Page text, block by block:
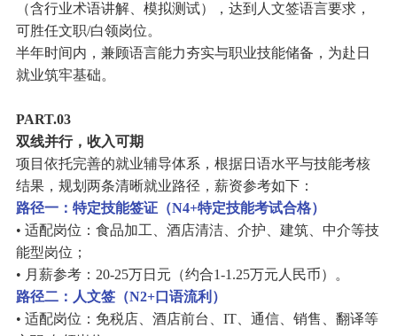
（含行业术语讲解、模拟测试），达到人文签语言要求，
可胜任文职/白领岗位。
半年时间内，兼顾语言能力夯实与职业技能储备，为赴日
就业筑牢基础。
PART.03
双线并行，收入可期
项目依托完善的就业辅导体系，根据日语水平与技能考核
结果，规划两条清晰就业路径，薪资参考如下：
路径一：特定技能签证（N4+特定技能考试合格）
• 适配岗位：食品加工、酒店清洁、介护、建筑、中介等技
能型岗位；
• 月薪参考：20-25万日元（约合1-1.25万元人民币）。
路径二：人文签（N2+口语流利）
• 适配岗位：免税店、酒店前台、IT、通信、销售、翻译等